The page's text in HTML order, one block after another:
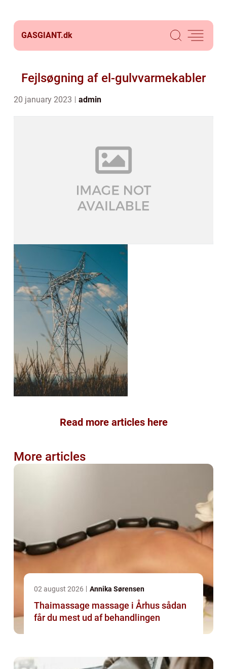
GASGIANT.dk
Fejlsøgning af el-gulvvarmekabler
20 january 2023 admin
Read more articles here
More articles
02 august 2026 Annika Sørensen
Thaimassage massage i Århus sådan
får du mest ud af behandlingen